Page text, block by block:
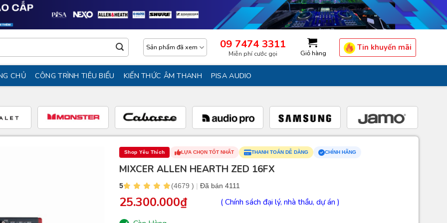
Sản phẩm đã xem 09 7474 3311
Miễn phí cước gọi Giỏ hàng
Tin khuyến mãi
CHỦ CÔNG TRÌNH TIÊU BIỂU KIẾN THỨC ÂM THANH
PISA AUDIO
Shop Yêu Thích LỰA CHỌN TỐT NHẤT THANH TOÁN DỄ DÀNG CHÍNH HÃNG
MIXCER ALLEN HEARTH ZED 16FX
5 (4679 ) | Đã bán 4111
25.300.000₫
( Chính sách đại lý, nhà thầu, dự án )